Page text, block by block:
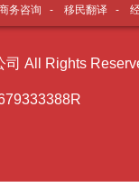
务咨询 - 移民翻译 -
司 All Rights